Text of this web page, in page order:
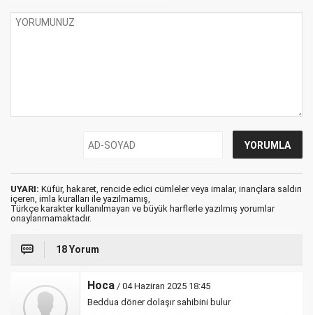
UYARI: Küfür, hakaret, rencide edici cümleler veya imalar, inançlara saldırı
içeren, imla kuralları ile yazılmamış,
Türkçe karakter kullanılmayan ve büyük harflerle yazılmış yorumlar
onaylanmamaktadır.
18 Yorum
Hoca / 04 Haziran 2025 18:45
Beddua döner dolaşır sahibini bulur